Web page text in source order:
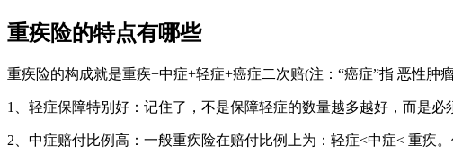
重疾险的特点有哪些
重疾险的构成就是重疾+中症+轻症+癌症二次赔(注：“癌症”指 恶性
1、轻症保障特别好：记住了，不是保障轻症的数量越多越好，而是必
2、中症赔付比例高：一般重疾险在赔付比例上为：轻症<中症< 重疾